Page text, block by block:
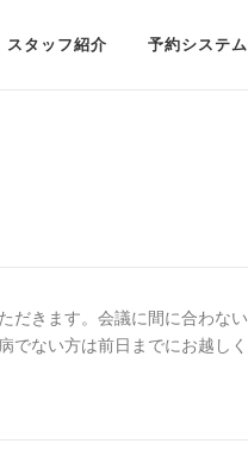
スタッフ紹介 予約システム
だきます。会議に間に合わない
でない方は前日までにお越しく